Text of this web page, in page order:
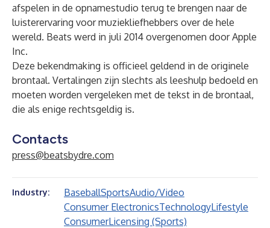
afspelen in de opnamestudio terug te brengen naar de
luisterervaring voor muziekliefhebbers over de hele
wereld. Beats werd in juli 2014 overgenomen door Apple
Inc.
Deze bekendmaking is officieel geldend in de originele
brontaal. Vertalingen zijn slechts als leeshulp bedoeld en
moeten worden vergeleken met de tekst in de brontaal,
die als enige rechtsgeldig is.
Contacts
press@beatsbydre.com
Industry: BaseballSportsAudio/Video
Consumer ElectronicsTechnologyLifestyle
ConsumerLicensing (Sports)